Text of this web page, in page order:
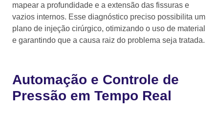
mapear a profundidade e a extensão das fissuras e
vazios internos. Esse diagnóstico preciso possibilita um
plano de injeção cirúrgico, otimizando o uso de material
e garantindo que a causa raiz do problema seja tratada.
Automação e Controle de
Pressão em Tempo Real